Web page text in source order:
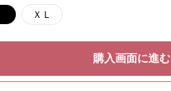
ＸＬ
購入画面に進む